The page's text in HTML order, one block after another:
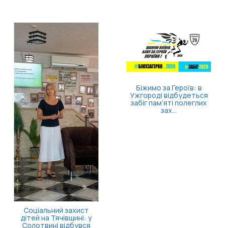
Біжимо за Героїв: в
Ужгороді відбудеться
забіг пам’яті полеглих
зах...